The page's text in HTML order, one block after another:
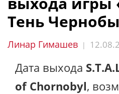
Тень
Линар Гимашев |
Дата выхода
of Chornobyl,